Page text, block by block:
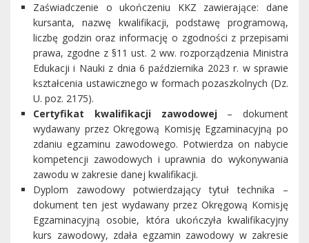
Zaświadczenie o ukończeniu KKZ zawierające: dane
kursanta, nazwę kwalifikacji, podstawę programową,
liczbę godzin oraz informację o zgodności z przepisami
prawa, zgodne z §11 ust. 2 ww. rozporządzenia Ministra
Edukacji i Nauki z dnia 6 października 2023 r. w sprawie
kształcenia ustawicznego w formach pozaszkolnych (Dz.
U. poz. 2175).
Certyfikat kwalifikacji zawodowej– dokument
wydawany przez Okręgową Komisję Egzaminacyjną po
zdaniu egzaminu zawodowego. Potwierdza on nabycie
kompetencji zawodowych i uprawnia do wykonywania
zawodu w zakresie danej kwalifikacji.
Dyplom zawodowy potwierdzający tytuł technika –
dokument ten jest wydawany przez Okręgową Komisję
Egzaminacyjną osobie, która ukończyła kwalifikacyjny
kurs zawodowy, zdała egzamin zawodowy w zakresie